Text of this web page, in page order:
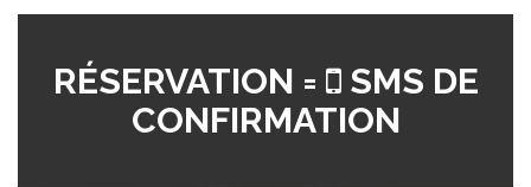
RÉSERVATION =
SMS DE
CONFIRMATION